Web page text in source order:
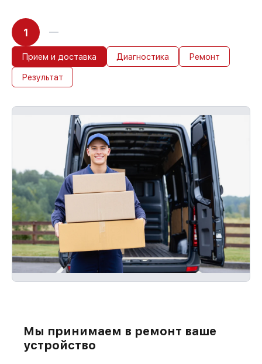
1
Прием и доставка Диагностика Ремонт
Результат
Мы принимаем в ремонт ваше
устройство